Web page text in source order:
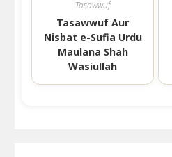
Tasawwuf
Tasawwuf Aur
Nisbat e-Sufia Urdu
Maulana Shah
Wasiullah